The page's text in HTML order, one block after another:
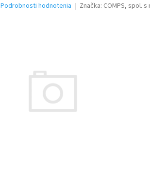
Podrobnosti hodnotenia Značka: COMPS, spol. s